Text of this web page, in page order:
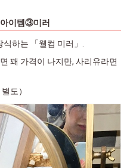
이템③미러
하는 「웰컴 미러」.
꽤 가격이 나지만, 사리유라면
도）